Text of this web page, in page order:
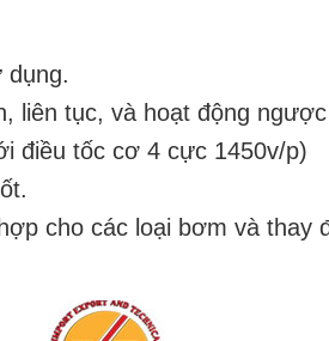
dụng.
liên tục, và hoạt động ngược
điều tốc cơ 4 cực 1450v/p)
cho các loại bơm và thay